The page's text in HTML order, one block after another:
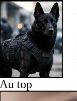
Au top